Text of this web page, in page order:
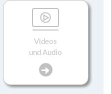
Videos
und Audio